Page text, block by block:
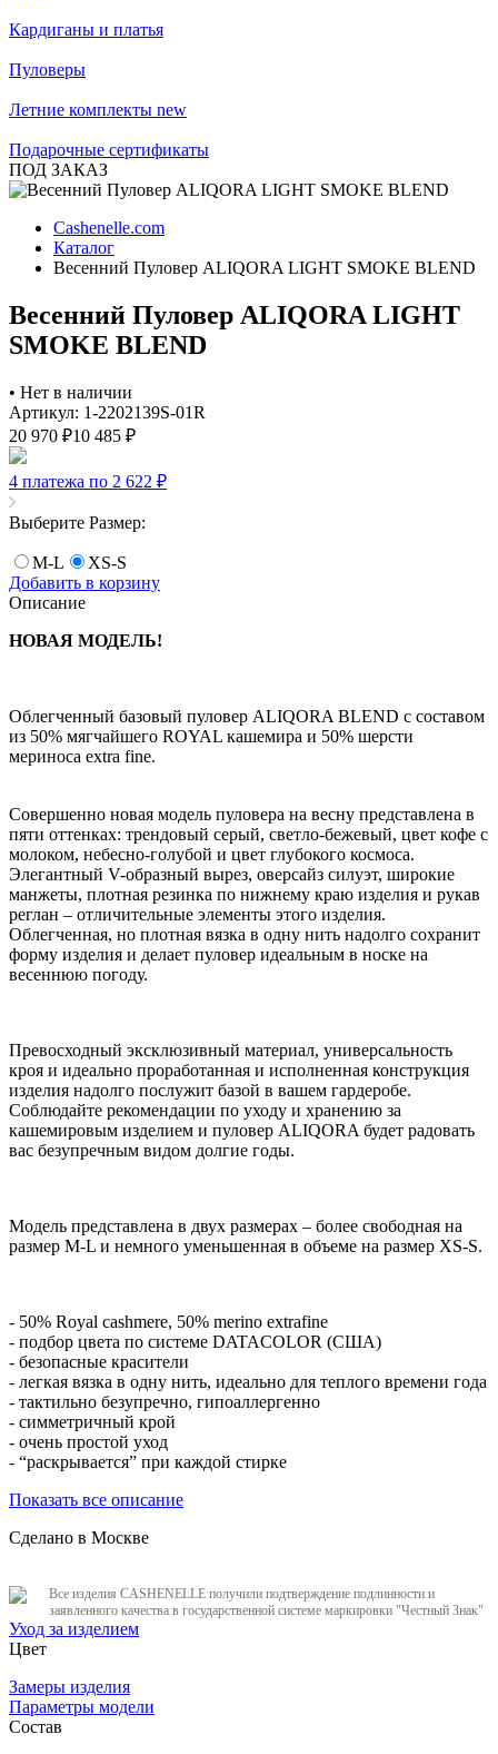
Кардиганы и платья
Пуловеры
Летние комплекты new
Подарочные сертификаты
ПОД ЗАКАЗ
Cashenelle.com
Каталог
Весенний Пуловер ALIQORA LIGHT SMOKE BLEND
Весенний Пуловер ALIQORA LIGHT
SMOKE BLEND
• Нет в наличии
Артикул: 1-2202139S-01R
20 970 ₽10 485 ₽
4 платежа по 2 622 ₽
Выберите Размер:
M-L
XS-S
Добавить в корзину
Описание
НОВАЯ МОДЕЛЬ!
Облегченный базовый пуловер ALIQORA BLEND с составом
из 50% мягчайшего ROYAL кашемира и 50% шерсти
мериноса extra fine.
Совершенно новая модель пуловера на весну представлена в
пяти оттенках: трендовый серый, светло-бежевый, цвет кофе с
молоком, небесно-голубой и цвет глубокого космоса.
Элегантный V-образный вырез, оверсайз силуэт, широкие
манжеты, плотная резинка по нижнему краю изделия и рукав
реглан – отличительные элементы этого изделия.
Облегченная, но плотная вязка в одну нить надолго сохранит
форму изделия и делает пуловер идеальным в носке на
весеннюю погоду.
Превосходный эксклюзивный материал, универсальность
кроя и идеально проработанная и исполненная конструкция
изделия надолго послужит базой в вашем гардеробе.
Соблюдайте рекомендации по уходу и хранению за
кашемировым изделием и пуловер ALIQORA будет радовать
вас безупречным видом долгие годы.
Модель представлена в двух размерах – более свободная на
размер M-L и немного уменьшенная в объеме на размер XS-S.
- 50% Royal cashmere, 50% merino extrafine
- подбор цвета по системе DATACOLOR (США)
- безопасные красители
- легкая вязка в одну нить, идеально для теплого времени года
- тактильно безупречно, гипоаллергенно
- симметричный крой
- очень простой уход
- “раскрывается” при каждой стирке
Показать все описание
Сделано в Москве
Все изделия CASHENELLE получили подтверждение подлинности и
заявленного качества в государственной системе маркировки "Честный Знак"
Уход за изделием
Цвет
Замеры изделия
Параметры модели
Состав